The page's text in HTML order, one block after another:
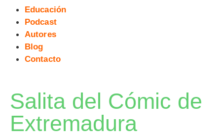
Educación
Podcast
Autores
Blog
Contacto
Salita del Cómic de
Extremadura